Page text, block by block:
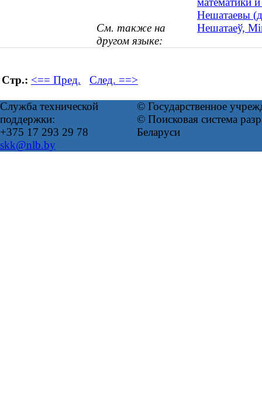
Нешатаевы
См. также на
другом языке:
Нешатаеў,
Стр.: <== Пред. След. ==>
Служба технической
поддержки:
+375 17 293 29 78
skk@nlb.by
© Государственное
© Поисковая система
Беларуси